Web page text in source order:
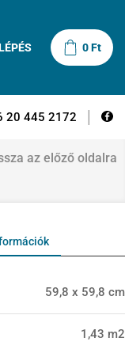
0Ft
20 445 2172
az előző oldalra
59,8 x 59,8 cm
1,43 m2